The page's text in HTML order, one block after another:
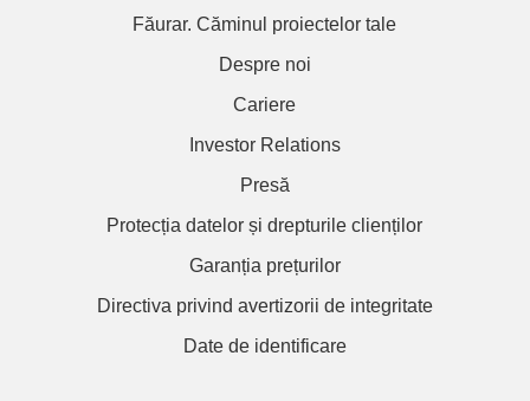
Făurar. Căminul proiectelor tale
Despre noi
Cariere
Investor Relations
Presă
Protecția datelor și drepturile clienților
Garanția prețurilor
Directiva privind avertizorii de integritate
Date de identificare